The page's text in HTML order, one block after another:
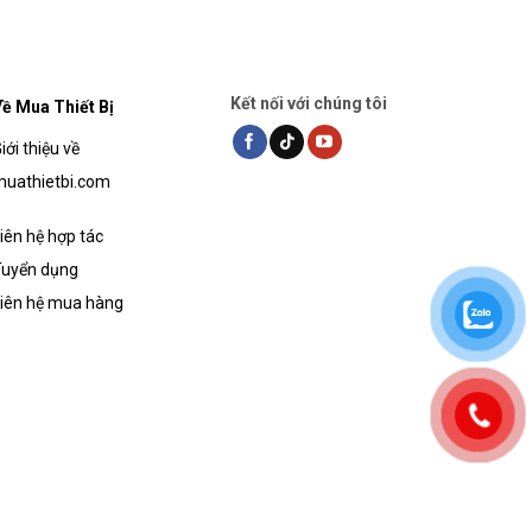
Mua Thiết Bị
thiệu về
hệ hợp tác
dụng
hệ mua hàng
Kết nối với chúng tôi